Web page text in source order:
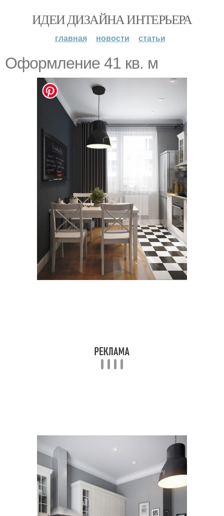
ИДЕИ ДИЗАЙНА ИНТЕРЬЕРА
главная новости статьи
Оформлениe 41 кв. м